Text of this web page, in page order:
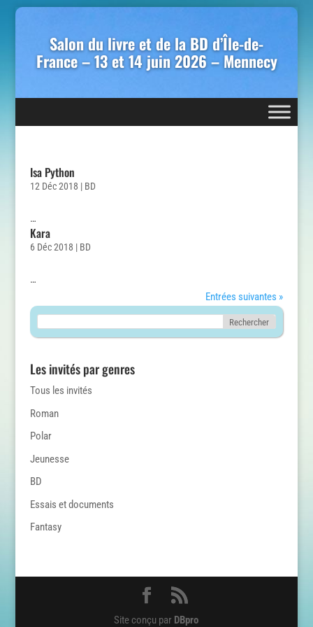
Salon du livre et de la BD d’Île-de-
France – 13 et 14 juin 2026 – Mennecy
Isa Python
12 Déc 2018 | BD
…
Kara
6 Déc 2018 | BD
…
Entrées suivantes »
Les invités par genres
Tous les invités
Roman
Polar
Jeunesse
BD
Essais et documents
Fantasy
Site conçu par DBpro